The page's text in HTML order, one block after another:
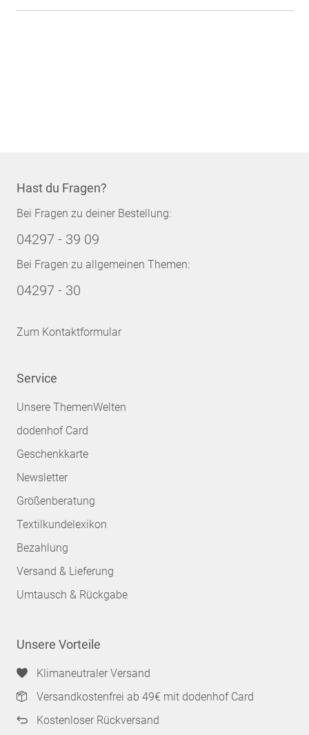
Hast du Fragen?
Bei Fragen zu deiner Bestellung:
04297 - 39 09
Bei Fragen zu allgemeinen Themen:
04297 - 30
Zum Kontaktformular
Service
Unsere ThemenWelten
dodenhof Card
Geschenkkarte
Newsletter
Größenberatung
Textilkundelexikon
Bezahlung
Versand & Lieferung
Umtausch & Rückgabe
Unsere Vorteile
Klimaneutraler Versand
Versandkostenfrei ab 49€ mit dodenhof Card
Kostenloser Rückversand